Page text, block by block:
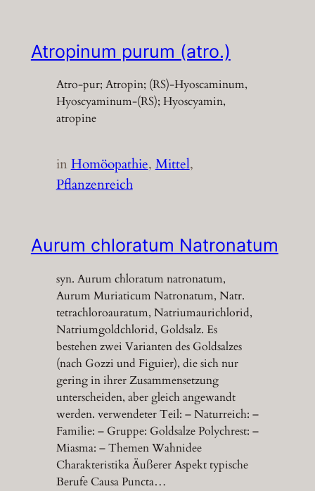
Atropinum purum (atro.)
Atro-pur; Atropin; (RS)-Hyoscaminum,
Hyoscyaminum-(RS); Hyoscyamin,
atropine
inHomöopathie, Mittel
Pflanzenreich
Aurum chloratum Natronatum
syn. Aurum chloratum natronatum,
Aurum Muriaticum Natronatum, Natr.
tetrachloroauratum, Natriumaurichlorid,
Natriumgoldchlorid, Goldsalz. Es
bestehen zwei Varianten des Goldsalzes
(nach Gozzi und Figuier), die sich nur
gering in ihrer Zusammensetzung
unterscheiden, aber gleich angewandt
werden. verwendeter Teil: – Naturreich: –
Familie: – Gruppe: Goldsalze Polychrest: –
Miasma: – Themen Wahnidee
Charakteristika Äußerer Aspekt typische
Berufe Causa Puncta…